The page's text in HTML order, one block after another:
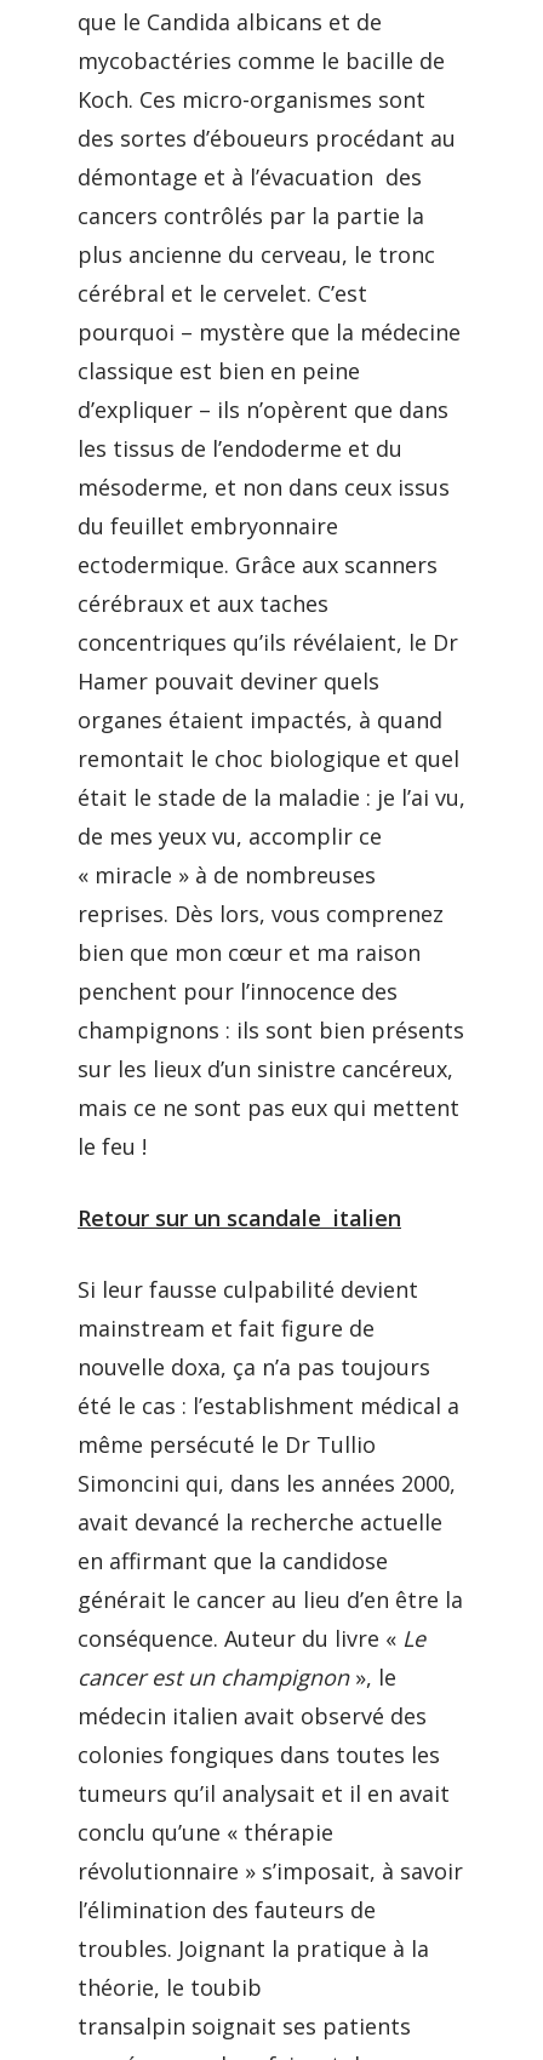
que le Candida albicans et de
mycobactéries comme le bacille de
Koch. Ces micro-organismes sont
des sortes d’éboueurs procédant au
démontage et à l’évacuation des
cancers contrôlés par la partie la
plus ancienne du cerveau, le tronc
cérébral et le cervelet. C’est
pourquoi – mystère que la médecine
classique est bien en peine
d’expliquer – ils n’opèrent que dans
les tissus de l’endoderme et du
mésoderme, et non dans ceux issus
du feuillet embryonnaire
ectodermique. Grâce aux scanners
cérébraux et aux taches
concentriques qu’ils révélaient, le Dr
Hamer pouvait deviner quels
organes étaient impactés, à quand
remontait le choc biologique et quel
était le stade de la maladie : je l’ai vu,
de mes yeux vu, accomplir ce
« miracle » à de nombreuses
reprises. Dès lors, vous comprenez
bien que mon cœur et ma raison
penchent pour l’innocence des
champignons : ils sont bien présents
sur les lieux d’un sinistre cancéreux,
mais ce ne sont pas eux qui mettent
le feu !
Retour sur un scandale italien
Si leur fausse culpabilité devient
mainstream et fait figure de
nouvelle doxa, ça n’a pas toujours
été le cas : l’establishment médical a
même persécuté le Dr Tullio
Simoncini qui, dans les années 2000,
avait devancé la recherche actuelle
en affirmant que la candidose
générait le cancer au lieu d’en être la
conséquence. Auteur du livre « Le
cancer est un champignon», le
médecin italien avait observé des
colonies fongiques dans toutes les
tumeurs qu’il analysait et il en avait
conclu qu’une « thérapie
révolutionnaire » s’imposait, à savoir
l’élimination des fauteurs de
troubles. Joignant la pratique à la
théorie, le toubib
transalpin soignait ses patients